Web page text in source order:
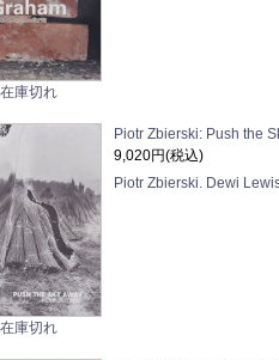
在庫切れ
在庫切れ
Piotr Zbierski: Push the
9,020円(税込)
Piotr Zbierski. Dewi